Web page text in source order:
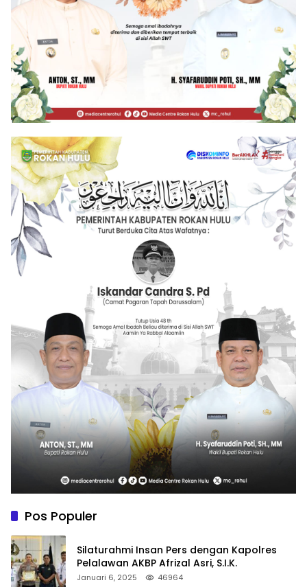
Pos Populer
Silaturahmi Insan Pers dengan Kapolres
Pelalawan AKBP Afrizal Asri, S.I.K.
Januari 6, 2025 46964